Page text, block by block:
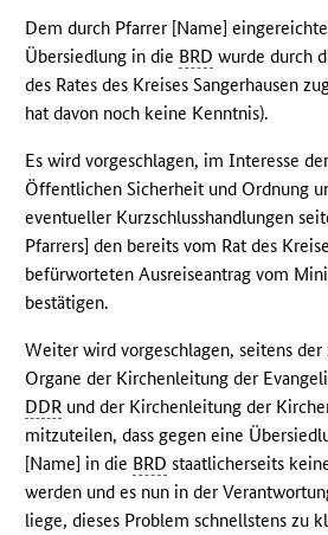
Dem durch Pfarrer [Name]
Übersiedlung in die BRD wurde durch
des Rates des Kreises Sangerhausen
hat davon noch keine Kenntnis).
Es wird vorgeschlagen, im Interesse
Öffentlichen Sicherheit und Ordnung
eventueller Kurzschlusshandlungen
Pfarrers] den bereits vom Rat des
befürworteten Ausreiseantrag vom
bestätigen.
Weiter wird vorgeschlagen, seitens
Organe der Kirchenleitung der
DDR und der Kirchenleitung der
mitzuteilen, dass gegen eine
[Name] in die BRD staatlicherseits
werden und es nun in der
liege, dieses Problem schnellstens zu